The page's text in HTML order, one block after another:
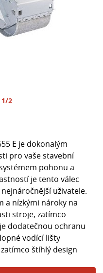
1/2
E je dokonalým
pro vaše stavební
pohonu a
je tento válec
uživatele.
a nízkými nároky na
stroje, zatímco
dodatečnou ochranu
vodící lišty
štíhlý design